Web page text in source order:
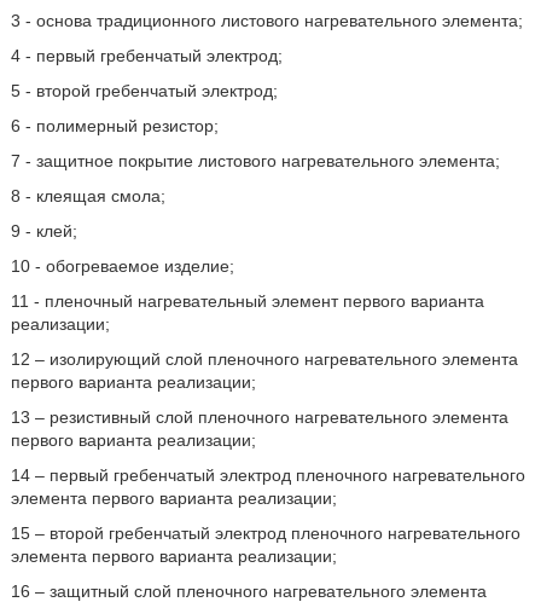
3 - основа традиционного листового нагревательного элемента;
4 - первый гребенчатый электрод;
5 - второй гребенчатый электрод;
6 - полимерный резистор;
7 - защитное покрытие листового нагревательного элемента;
8 - клеящая смола;
9 - клей;
10 - обогреваемое изделие;
11 - пленочный нагревательный элемент первого варианта
реализации;
12 – изолирующий слой пленочного нагревательного элемента
первого варианта реализации;
13 – резистивный слой пленочного нагревательного элемента
первого варианта реализации;
14 – первый гребенчатый электрод пленочного нагревательного
элемента первого варианта реализации;
15 – второй гребенчатый электрод пленочного нагревательного
элемента первого варианта реализации;
16 – защитный слой пленочного нагревательного элемента